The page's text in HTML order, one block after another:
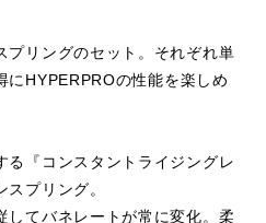
プリングのセット。それぞれ単
にHYPERPROの性能を楽しめ
る『コンスタントライジングレ
プリング。
してバネレートが常に変化。柔